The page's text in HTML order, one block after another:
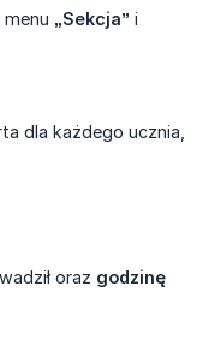
„Sekcja” i
dla każdego ucznia,
oraz godzinę